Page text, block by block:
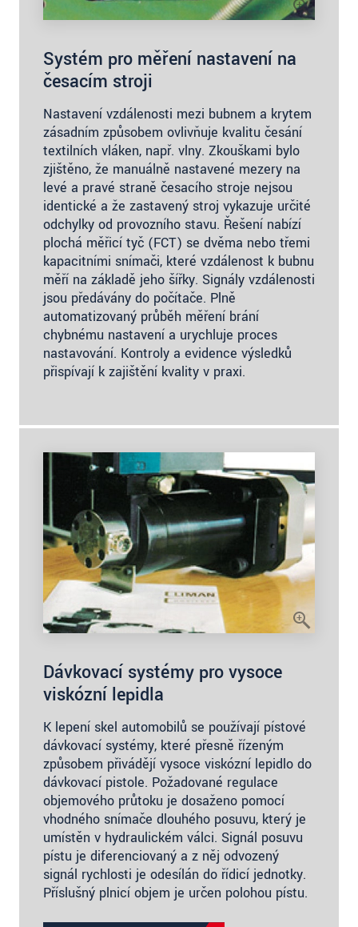
Systém pro měření nastavení na
česacím stroji
Nastavení vzdálenosti mezi bubnem a krytem
zásadním způsobem ovlivňuje kvalitu česání
textilních vláken, např. vlny. Zkouškami bylo
zjištěno, že manuálně nastavené mezery na
levé a pravé straně česacího stroje nejsou
identické a že zastavený stroj vykazuje určité
odchylky od provozního stavu. Řešení nabízí
plochá měřicí tyč (FCT) se dvěma nebo třemi
kapacitními snímači, které vzdálenost k bubnu
měří na základě jeho šířky. Signály vzdálenosti
jsou předávány do počítače. Plně
automatizovaný průběh měření brání
chybnému nastavení a urychluje proces
nastavování. Kontroly a evidence výsledků
přispívají k zajištění kvality v praxi.
Dávkovací systémy pro vysoce
viskózní lepidla
K lepení skel automobilů se používají pístové
dávkovací systémy, které přesně řízeným
způsobem přivádějí vysoce viskózní lepidlo do
dávkovací pistole. Požadované regulace
objemového průtoku je dosaženo pomocí
vhodného snímače dlouhého posuvu, který je
umístěn v hydraulickém válci. Signál posuvu
pístu je diferenciovaný a z něj odvozený
signál rychlosti je odesílán do řídicí jednotky.
Příslušný plnicí objem je určen polohou pístu.